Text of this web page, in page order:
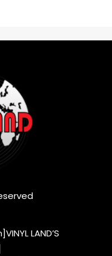
LAND’S